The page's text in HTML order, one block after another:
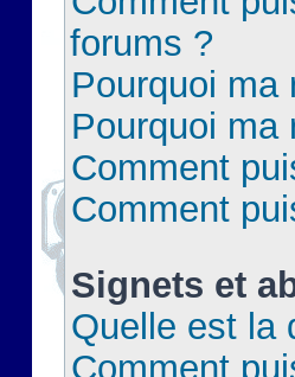
forums ?
Pourquoi ma
Pourquoi ma
Comment
Comment
Signets et
Quelle est la
Comment